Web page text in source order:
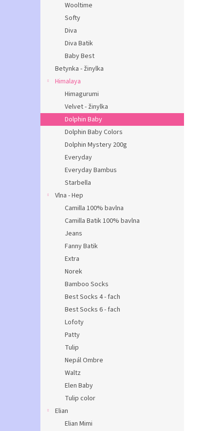
Wooltime
Softy
Diva
Diva Batik
Baby Best
Betynka - žinylka
Himalaya
Himagurumi
Velvet - žinylka
Dolphin Baby
Dolphin Baby Colors
Dolphin Mystery 200g
Everyday
Everyday Bambus
Starbella
Vlna - Hep
Camilla 100% bavlna
Camilla Batik 100% bavlna
Jeans
Fanny Batik
Extra
Norek
Bamboo Socks
Best Socks 4 - fach
Best Socks 6 - fach
Lofoty
Patty
Tulip
Nepál Ombre
Waltz
Elen Baby
Tulip color
Elian
Elian Mimi